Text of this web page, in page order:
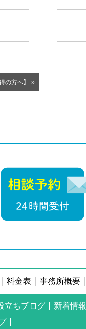
の方へ】 »
料金表 事務所概要
立ちブログ
新着情報